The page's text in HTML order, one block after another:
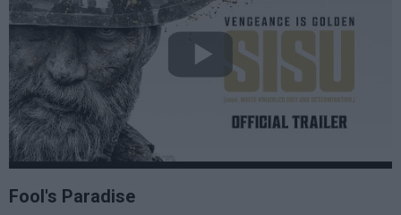
Fool's Paradise